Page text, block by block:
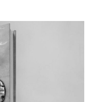
publicación